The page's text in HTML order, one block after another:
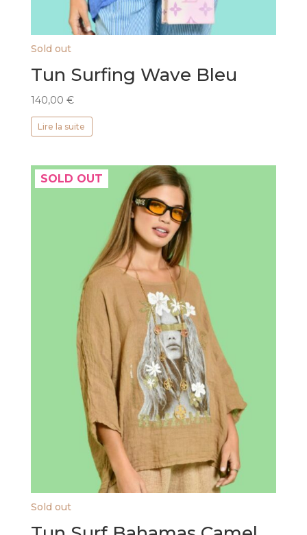
Sold out
Tun Surfing Wave Bleu
140,00 €
Lire la suite
SOLD OUT
Sold out